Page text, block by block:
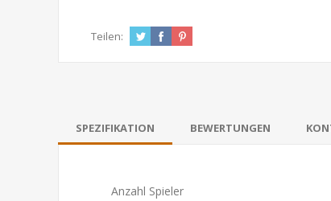
Teilen:
SPEZIFIKATION BEWERTUNGEN
Anzahl Spieler